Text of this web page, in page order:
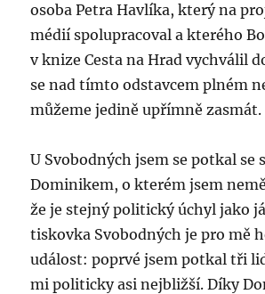
osoba Petra Havlíka, který na
médií spolupracoval a kterého
v knize Cesta na Hrad vychválil
se nad tímto odstavcem plném
můžeme jedině upřímně zasmát.
U Svobodných jsem se potkal se
Dominikem, o kterém jsem
že je stejný politický úchyl jako
tiskovka Svobodných je pro mě
událost: poprvé jsem potkal tři
mi politicky asi nejbližší. Díky